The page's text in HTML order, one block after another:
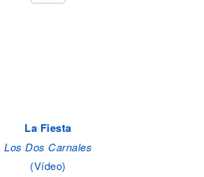
La Fiesta
Los Dos Carnales
(Vídeo)